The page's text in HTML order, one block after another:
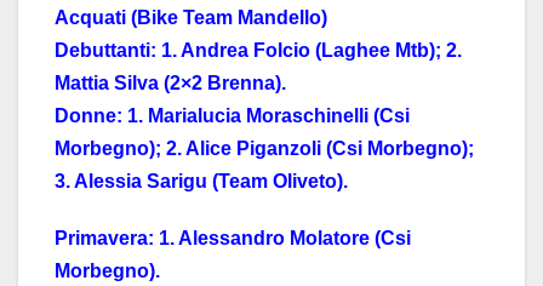
Acquati (Bike Team Mandello)
Debuttanti: 1. Andrea Folcio (Laghee Mtb); 2.
Mattia Silva (2×2 Brenna).
Donne: 1. Marialucia Moraschinelli (Csi
Morbegno); 2. Alice Piganzoli (Csi Morbegno);
3. Alessia Sarigu (Team Oliveto).
Primavera: 1. Alessandro Molatore (Csi
Morbegno).